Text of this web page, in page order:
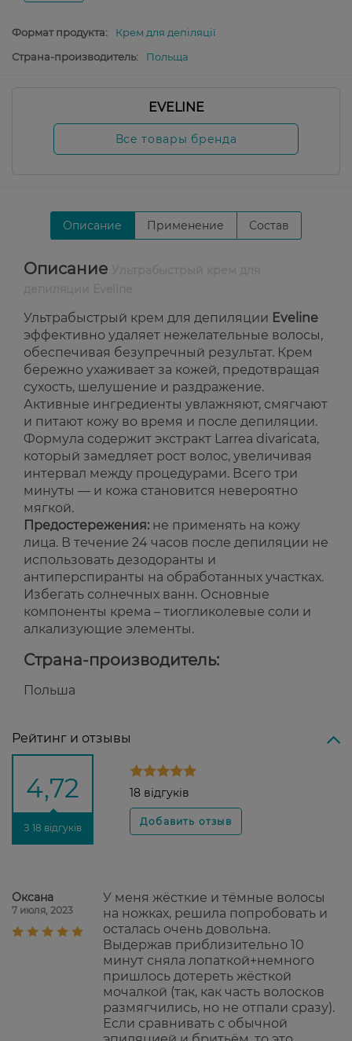
Формат продукта:
Крем для депіляції
Страна-производитель:
Польща
EVELINE
Все товары бренда
Описание Применение Состав
Описание
Ультрабыстрый крем для депиляции Eveline
эффективно удаляет нежелательные волосы,
обеспечивая безупречный результат. Крем
бережно ухаживает за кожей, предотвращая
сухость, шелушение и раздражение.
Активные ингредиенты увлажняют, смягчают
и питают кожу во время и после депиляции.
Формула содержит экстракт Larrea divaricata,
который замедляет рост волос, увеличивая
интервал между процедурами. Всего три
минуты — и кожа становится невероятно
мягкой.
Предостережения: не применять на кожу
лица. В течение 24 часов после депиляции не
использовать дезодоранты и
антиперспиранты на обработанных участках.
Избегать солнечных ванн. Основные
компоненты крема – тиогликолевые соли и
алкализующие элементы.
Страна-производитель:
Польша
Рейтинг и отзывы
4,72
З 18 відгуків
18 відгуків
Оксана
7 июля, 2023
У меня жёсткие и тёмные волосы
на ножках, решила попробовать и
осталась очень довольна.
Выдержав приблизительно 10
минут сняла лопаткой+немного
пришлось дотереть жёсткой
мочалкой (так, как часть волосков
размягчились, но не отпали сразу).
Если сравнивать с обычной